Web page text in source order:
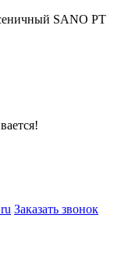
SANO PT
Заказать звонок